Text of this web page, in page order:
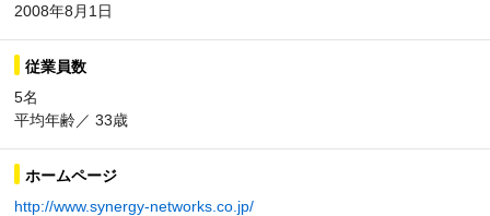
2008年8月1日
従業員数
5名
平均年齢／ 33歳
ホームページ
http://www.synergy-networks.co.jp/